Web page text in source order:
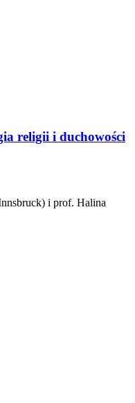
religii i duchowości
i prof. Halina